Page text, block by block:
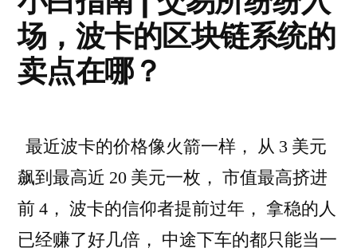
场，波卡的区块链系统的
卖点在哪？
最近波卡的价格像火箭一样， 从 3 美元
飙到最高近 20 美元一枚， 市值最高挤进
前 4， 波卡的信仰者提前过年， 拿稳的人
已经赚了好几倍， 中途下车的都只能当一